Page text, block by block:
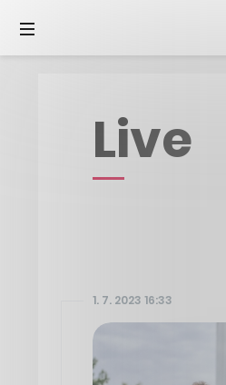
Live
1. 7. 2023 16:33